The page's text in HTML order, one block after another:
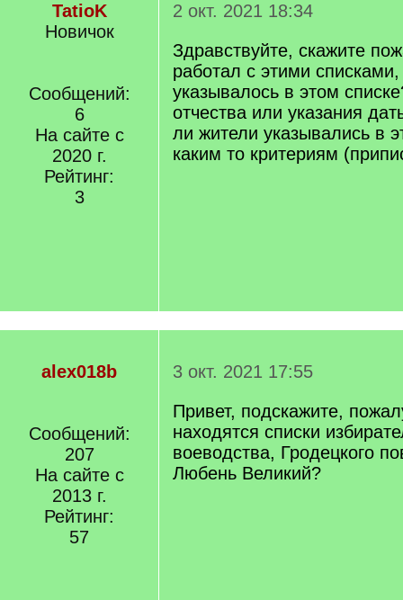
TatioK
Новичок
Сообщений:
6
На сайте с
2020 г.
Рейтинг:
3
2 окт. 2021 18:34
Здравствуйте, скажите
работал с этими
указывалось в этом
отчества или указания
ли жители указывались в
каким то критериям
alex018b
Сообщений:
207
На сайте с
2013 г.
Рейтинг:
57
3 окт. 2021 17:55
Привет, подскажите,
находятся списки
воеводства, Гродецкого
Любень Великий?